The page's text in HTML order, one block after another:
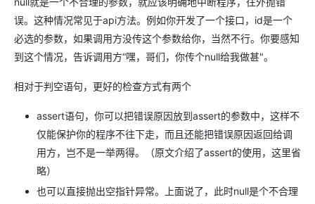
误。这种情况常见于api方法。例如你开发了一个接口，id是一个
必选的参数，如果调用方没传这个参数给你，当然不行。你要感知
到这个情况，告诉调用方“嘿，哥们，你传个null给我做甚"。
相对于判空语句，更好的检查方式有两个
assert语句，你可以把错误原因放到assert的参数中，这样不
仅能保护你的程序不往下走，而且还能把错误原因返回给调
用方，岂不是一举两得。（原文介绍了assert的使用，这里省
略）
也可以直接抛出空指针异常。上面说了，此时null是个不合理